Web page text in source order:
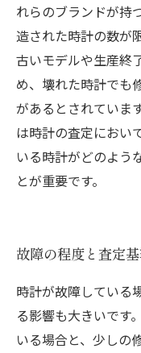
れらのブランドが持
造された時計の数が
古いモデルや生産終
め、壊れた時計でも
があるとされていま
は時計の査定におい
いる時計がどのよう
とが重要です。
故障の程度と査定
時計が故障している
る影響も大きいです
いる場合と、少しの